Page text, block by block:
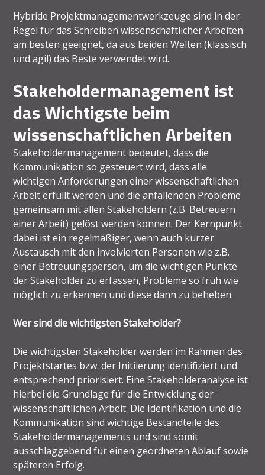
Hybride Projektmanagementwerkzeuge sind in der
Regel für das Schreiben wissenschaftlicher Arbeiten
am besten geeignet, da aus beiden Welten (klassisch
und agil) das Beste verwendet wird.
Stakeholdermanagement ist
das Wichtigste beim
wissenschaftlichen Arbeiten
Stakeholdermanagement bedeutet, dass die
Kommunikation so gesteuert wird, dass alle
wichtigen Anforderungen einer wissenschaftlichen
Arbeit erfüllt werden und die anfallenden Probleme
gemeinsam mit allen Stakeholdern (z.B. Betreuern
einer Arbeit) gelöst werden können. Der Kernpunkt
dabei ist ein regelmäßiger, wenn auch kurzer
Austausch mit den involvierten Personen wie z.B.
einer Betreuungsperson, um die wichtigen Punkte
der Stakeholder zu erfassen, Probleme so früh wie
möglich zu erkennen und diese dann zu beheben.
Wer sind die wichtigsten Stakeholder?
Die wichtigsten Stakeholder werden im Rahmen des
Projektstartes bzw. der Initiierung identifiziert und
entsprechend priorisiert. Eine Stakeholderanalyse ist
hierbei die Grundlage für die Entwicklung der
wissenschaftlichen Arbeit. Die Identifikation und die
Kommunikation sind wichtige Bestandteile des
Stakeholdermanagements und sind somit
ausschlaggebend für einen geordneten Ablauf sowie
späteren Erfolg.